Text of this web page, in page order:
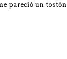
pareció un tostón